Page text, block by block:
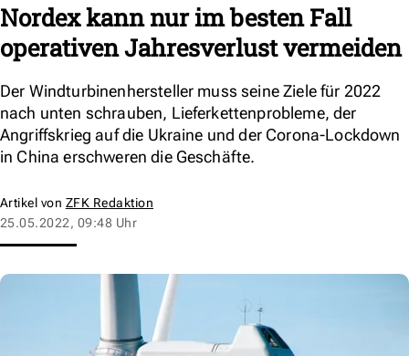
Nordex kann nur im besten Fall
operativen Jahresverlust vermeiden
Der Windturbinenhersteller muss seine Ziele für 2022
nach unten schrauben, Lieferkettenprobleme, der
Angriffskrieg auf die Ukraine und der Corona-Lockdown
in China erschweren die Geschäfte.
Artikel von ZFK Redaktion
25.05.2022, 09:48 Uhr